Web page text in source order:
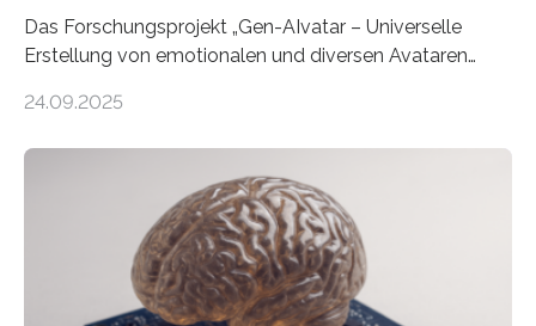
Das Forschungsprojekt „Gen-AIvatar – Universelle
Erstellung von emotionalen und diversen Avataren
Förderung in Höhe von rund 2 Millionen Euro. Dabei
der MindPort GmbH eine neuartige, KI-gestützte
Lösung zur Erzeugung von Emotionen für realistische
Avatare. Gen-AIvatar entwickelt innovative und
kosteneffiziente Methoden, um lebensechte Avatare zu
erstellen. „Besonders wichtig ist uns eine ganzheitliche
24.09.2025